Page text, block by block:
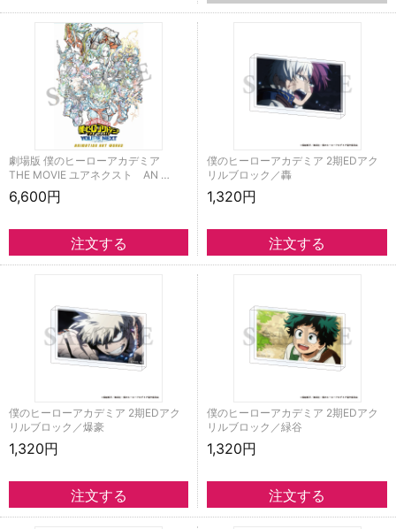
劇場版 僕のヒーローアカデミア
THE MOVIE ユアネクスト AN …
6,600円
僕のヒーローアカデミア 2期EDアク
リルブロック／轟
1,320円
僕のヒーローアカデミア 2期EDアク
リルブロック／爆豪
1,320円
僕のヒーローアカデミア 2期EDアク
リルブロック／緑谷
1,320円